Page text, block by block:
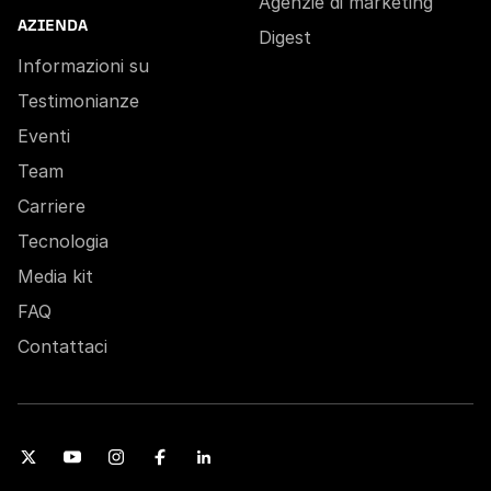
AZIENDA
Informazioni su
Testimonianze
Eventi
Team
Carriere
Tecnologia
Media kit
FAQ
Contattaci
Digest